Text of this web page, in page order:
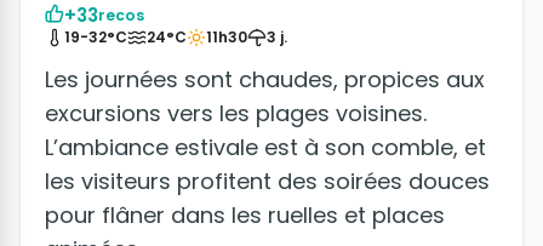
+33recos
19-32°C
24°C 11h30 3 j.
Les journées sont chaudes, propices aux
excursions vers les plages voisines.
L’ambiance estivale est à son comble, et
les visiteurs profitent des soirées douces
pour flâner dans les ruelles et places